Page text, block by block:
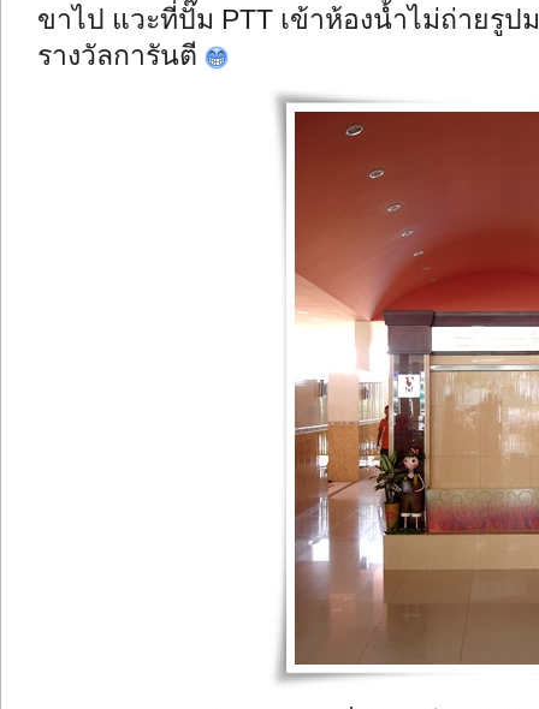
ขาไป แวะที่ปั๊ม PTT เข้าห้องน้ำไม่ถ่ายรู
รางวัลการันตี